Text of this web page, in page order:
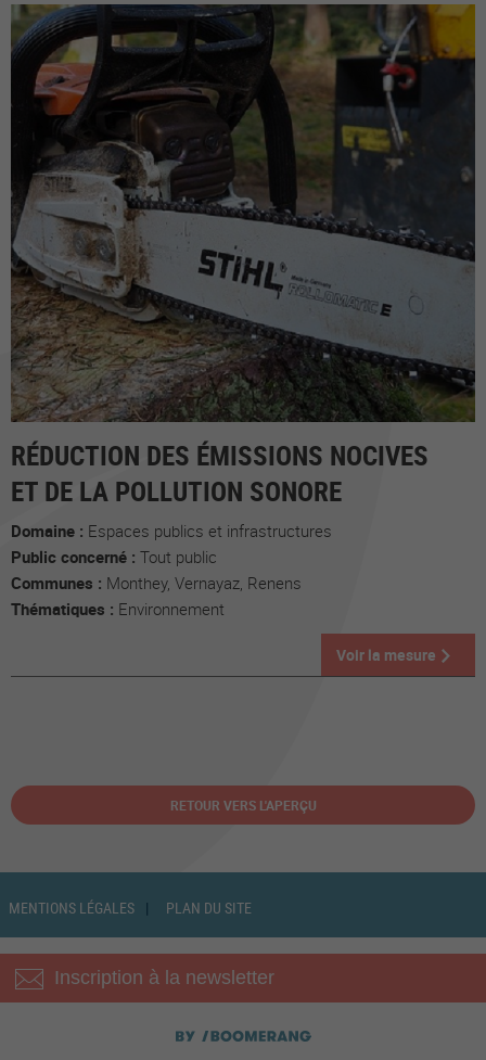
RÉDUCTION DES ÉMISSIONS NOCIVES
ET DE LA POLLUTION SONORE
Domaine : Espaces publics et infrastructures
Public concerné : Tout public
Communes : Monthey, Vernayaz, Renens
Thématiques : Environnement
Voir la mesure
RETOUR VERS L'APERÇU
MENTIONS LÉGALES PLAN DU SITE
Inscription à la newsletter